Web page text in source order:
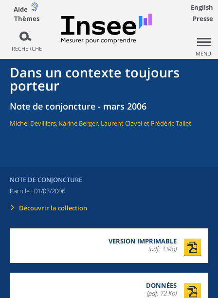
Aide
Thèmes
RECHERCHE
English
Presse
MENU
Dans un contexte toujours
porteur
Note de conjoncture - mars 2006
Michel Devilliers, Karine Berger, Laurent Clavel et Frédéric Tallet
NOTE DE CONJONCTURE
Paru le : 01/03/2006
Découvrir la collection
VERSION IMPRIMABLE
(pdf, 3 Mo)
DONNÉES
(pdf, 72 Ko)